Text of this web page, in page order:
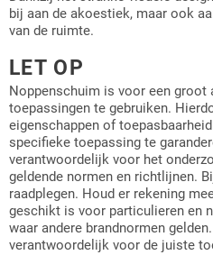
bij aan de akoestiek, maar ook
van de ruimte.
LET OP
Noppenschuim is voor een groot
toepassingen te gebruiken.
eigenschappen of
specifieke toepassing te
verantwoordelijk voor het
geldende normen en richtlijnen.
raadplegen. Houd er rekening
geschikt is voor particulieren en
waar andere brandnormen
verantwoordelijk voor de juiste